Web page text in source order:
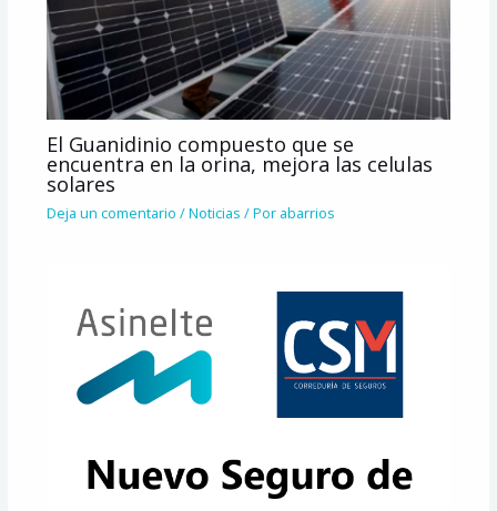
El Guanidinio compuesto que se
encuentra en la orina, mejora las celulas
solares
Deja un comentario /Noticias / Por abarrios